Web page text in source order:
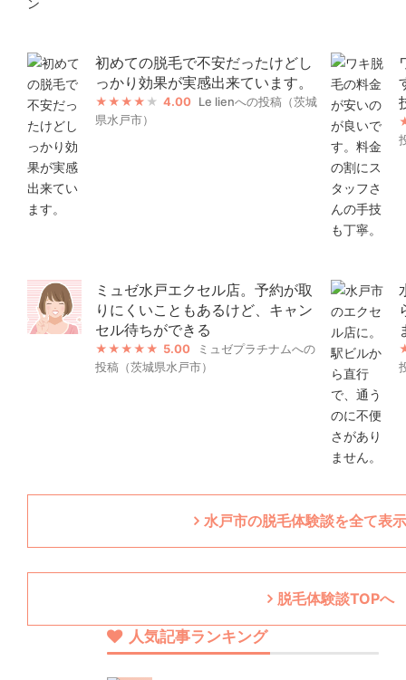
初めての脱毛で不安だったけどし
っかり効果が実感出来ています。
4.00 Le lienへの投稿（茨城
県水戸市）
ミュゼ水戸エクセル店。予約が取
りにくいこともあるけど、キャン
セル待ちができる
5.00
ミュゼプラチナムへの
投稿（茨城県水戸市）
水戸市の脱毛体験談を全て表
脱毛体験談TOPへ
人気記事ランキング